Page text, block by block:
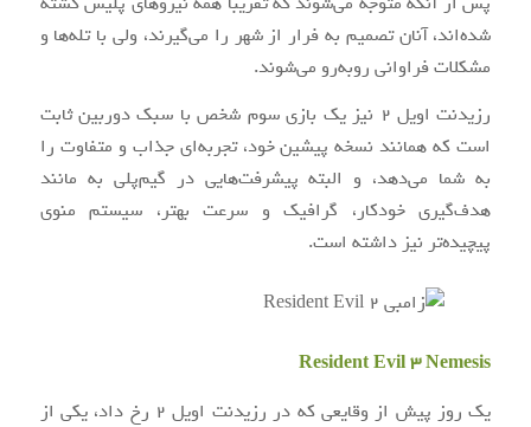
شده‌اند، آنان تصمیم به فرار از شهر را می‌گیرند، ولی با تله‌ها و
مشکلات فراوانی روبه‌رو می‌شوند.
رزیدنت اویل ۲ نیز یک بازی سوم شخص با سبک دوربین ثابت
است که همانند نسخه پیشین خود، تجربه‌ای جذاب و متفاوت را
به شما می‌دهد، و البته پیشرفت‌هایی در گیم‌پلی به مانند
هدف‌گیری خودکار، گرافیک و سرعت بهتر، سیستم منوی
پیچیده‌تر نیز داشته است.
Resident Evil 3 Nemesis
یک روز پیش از وقایعی که در رزیدنت اویل ۲ رخ داد، یکی از